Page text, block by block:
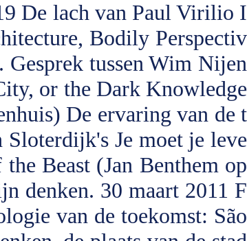
De lach van Paul Virilio I
Bodily Perspectiv
Gesprek tussen Wim Nijen
or the Dark Knowledge
De ervaring van de t
Sloterdijk's Je moet je leve
Beast (Jan Benthem op
denken. 30 maart 2011 F
van de toekomst: São